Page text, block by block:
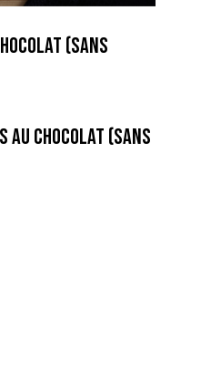
(sans
au Chocolat (Sans